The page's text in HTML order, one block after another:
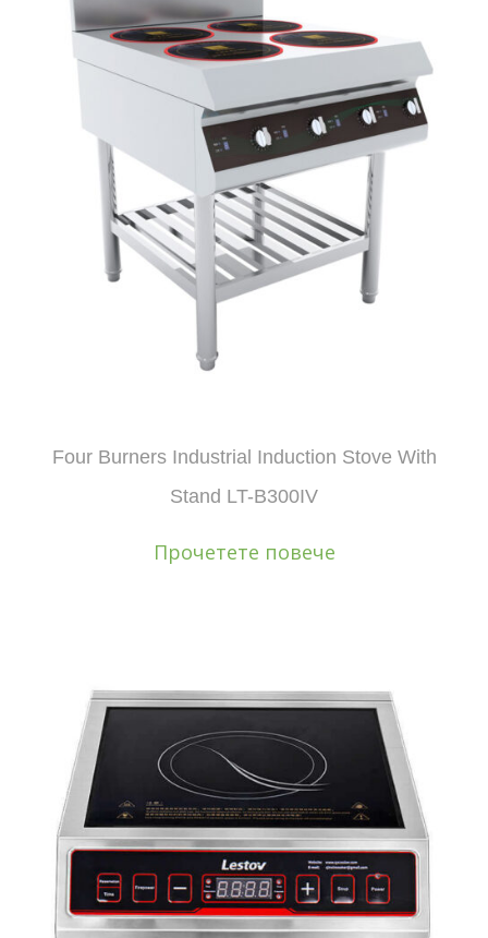
Four Burners Industrial Induction Stove With
Stand LT-B300IV
Прочетете повече